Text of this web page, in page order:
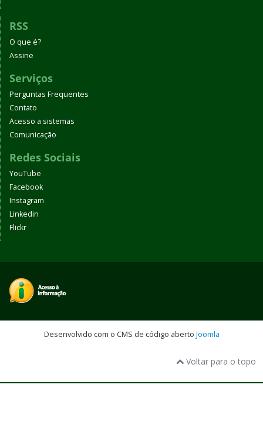
RSS
O que é?
Assine
Serviços
Perguntas Frequentes
Contato
Acesso a sistemas
Comunicação
Redes Sociais
YouTube
Facebook
Instagram
Linkedin
Flickr
Desenvolvido com o CMS de código aberto Joomla
Voltar para o topo